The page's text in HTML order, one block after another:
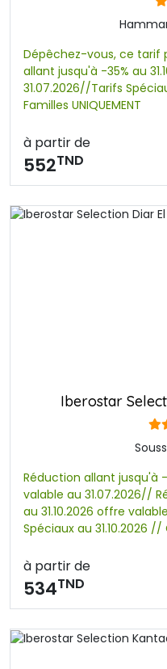
Ne ratez donc pas cette
expérience magnifique et
Dépêchez-vous, ce tarif
allant jusqu'à -35% au
31.07.2026//Tarifs
Familles UNIQUEMENT
à partir de
552TND
Iberostar
Réduction allant jusqu'à
valable au 31.07.2026//
au 31.10.2026 offre
Spéciaux au 31.10.2026
à partir de
534TND